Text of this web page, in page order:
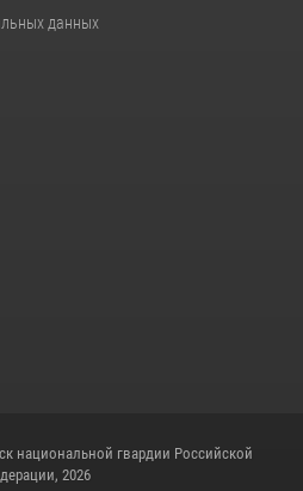
данных
национальной гвардии Российской
2026